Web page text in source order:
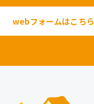
webフォームはこちら